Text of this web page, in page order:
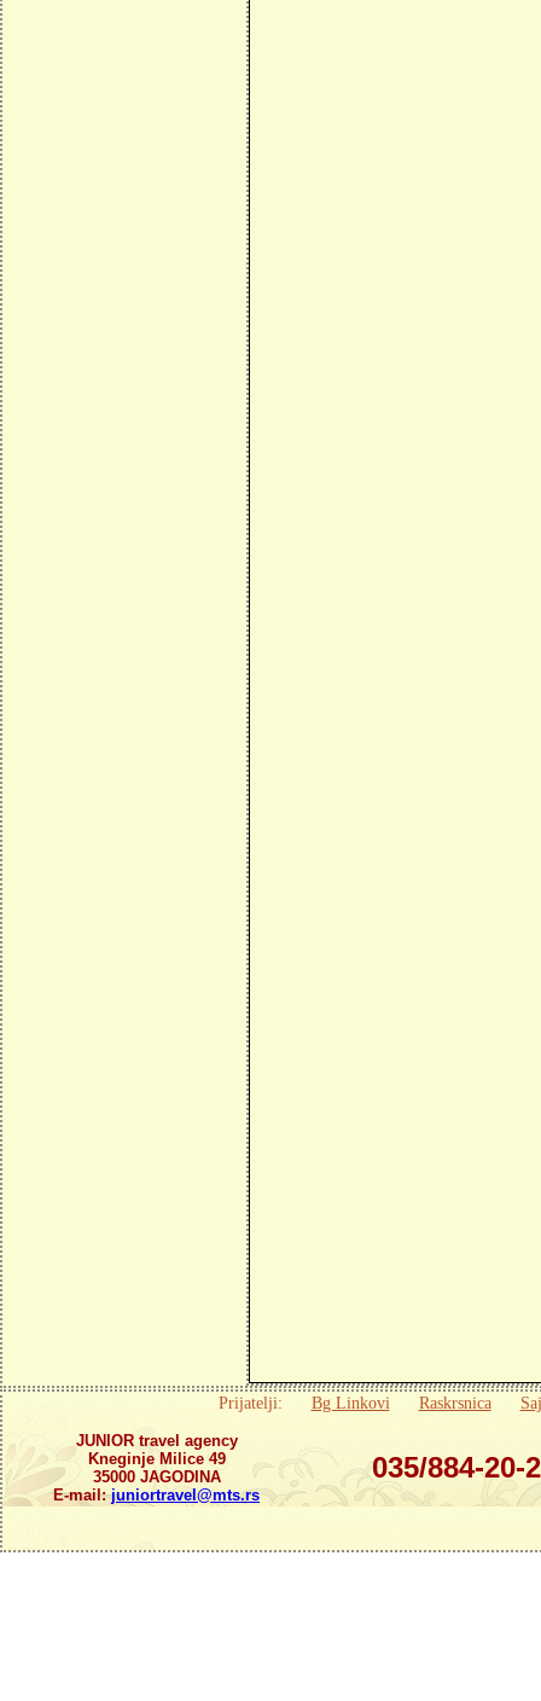
Prijatelji: Bg Linkovi Raskrsnica
JUNIOR travel agency
Kneginje Milice 49
35000 JAGODINA
E-mail:juniortravel@mts.rs
035/884-20-